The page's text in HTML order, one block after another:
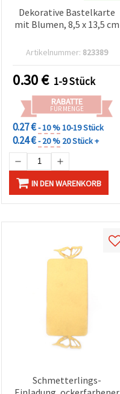
Dekorative Bastelkarte
mit Blumen, 8,5 x 13,5 cm
Artikelnummer: 823389
0.30€ 1-9 Stück
RABATTE
FÜR MENGE
0.27 €- 10 %10-19 Stück
0.24 €- 20 % 20 Stück +
IN DEN WARENKORB
Schmetterlings-